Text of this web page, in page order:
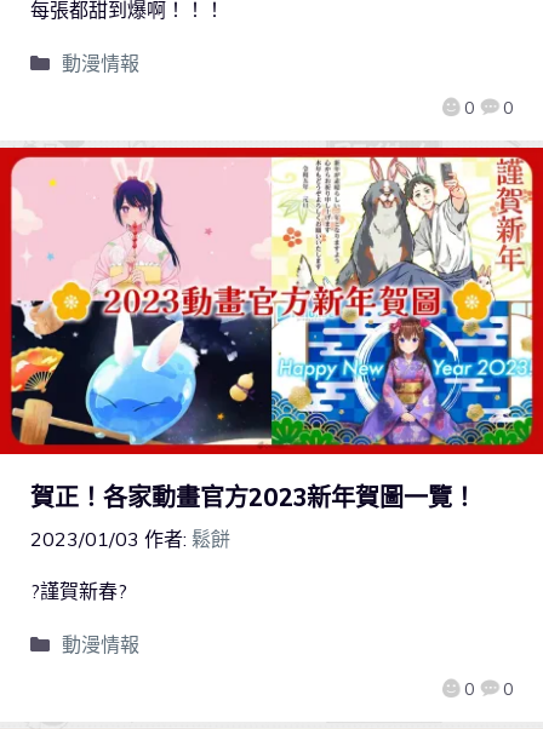
0 0
每張都甜到爆啊！！！
動漫情報
賀正！各家動畫官方2023新年賀圖一覽！
2023/01/03 作者: 鬆餅
0 0
?謹賀新春?
動漫情報